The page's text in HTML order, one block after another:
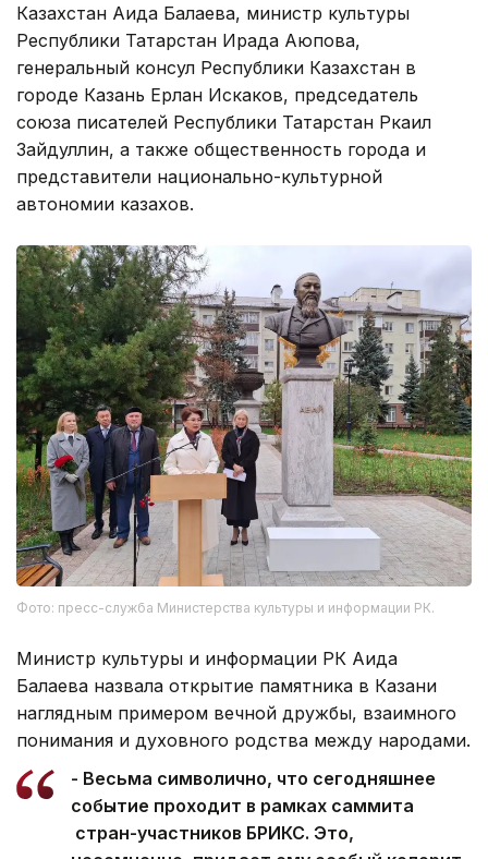
Казахстан Аида Балаева, министр культуры
Республики Татарстан Ирада Аюпова,
генеральный консул Республики Казахстан в
городе Казань Ерлан Искаков, председатель
союза писателей Республики Татарстан Ркаил
Зайдуллин, а также общественность города и
представители национально-культурной
автономии казахов.
Фото: пресс-служба Министерства культуры и информации РК.
Министр культуры и информации РК Аида
Балаева назвала открытие памятника в Казани
наглядным примером вечной дружбы, взаимного
понимания и духовного родства между народами.
- Весьма символично, что сегодняшнее
событие проходит в рамках саммита
стран-участников БРИКС. Это,